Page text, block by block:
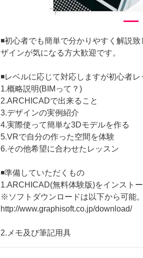
◾️初心者でも簡単で分かりやすく解説
ザインが気になる方大歓迎です。
◾️レベルに応じて対応しますが初心者
1.概略説明(BIMって？)
2.ARCHICADで出来ること
3.デザインの実例紹介
4.実際使って簡単な3Dモデルを作る
5.VRで自分の作った空間を体験
6.その他希望に合わせたレッスン
◾️準備していただくもの
1.ARCHICAD(無料体験版)をインスト
※ソフトダウンロードは以下から可能。
http://www.graphisoft.co.jp/download/
2.メモ及び筆記用具